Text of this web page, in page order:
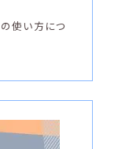
使い方につ